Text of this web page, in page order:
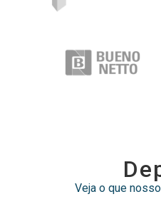
Veja o que